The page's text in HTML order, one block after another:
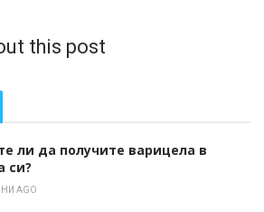
this post
ли да получите варицела в
си?
AGO